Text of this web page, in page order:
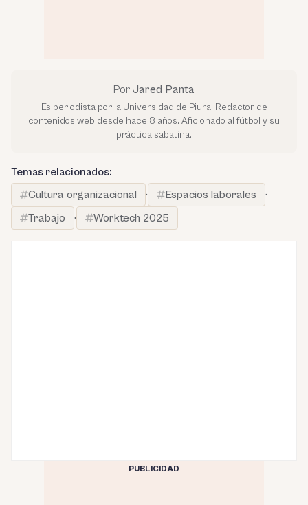
Por Jared Panta
Es periodista por la Universidad de Piura. Redactor de
contenidos web desde hace 8 años. Aficionado al fútbol y su
práctica sabatina.
Temas relacionados:
Cultura organizacional
· Espacios laborales
·
Trabajo
· Worktech 2025
PUBLICIDAD